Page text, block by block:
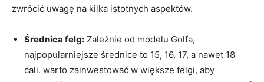
zwrócić ‌uwagę na kilka istotnych‌ aspektów.
Średnica felg: Zależnie od modelu Golfa,
najpopularniejsze średnice to 15, ‌16, 17, a nawet 18
cali. warto zainwestować w większe felgi, aby ​